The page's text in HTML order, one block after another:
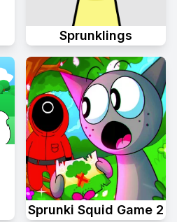
Sprunklings
Sprunki Squid Game 2